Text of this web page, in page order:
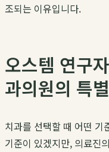
조되는 이유입니다.
오스템 연구
과의원의 특
치과를 선택할 때 어떤 기
기준이 있겠지만, 의료진